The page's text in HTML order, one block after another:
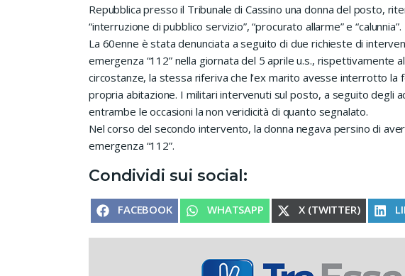
Repubblica presso il Tribunale di Cassino una donna del posto,
“interruzione di pubblico servizio”, “procurato allarme” e “calunnia”.
La 60enne è stata denunciata a seguito di due richieste di
emergenza “112” nella giornata del 5 aprile u.s., rispettivamente
circostanze, la stessa riferiva che l’ex marito avesse interrotto
propria abitazione. I militari intervenuti sul posto, a seguito degli
entrambe le occasioni la non veridicità di quanto segnalato.
Nel corso del secondo intervento, la donna negava persino di
emergenza “112”.
Condividi sui social:
SHARE ON
FACEBOOK SHARE ON
WHATSAPP SHARE ON
X (TWITTER)